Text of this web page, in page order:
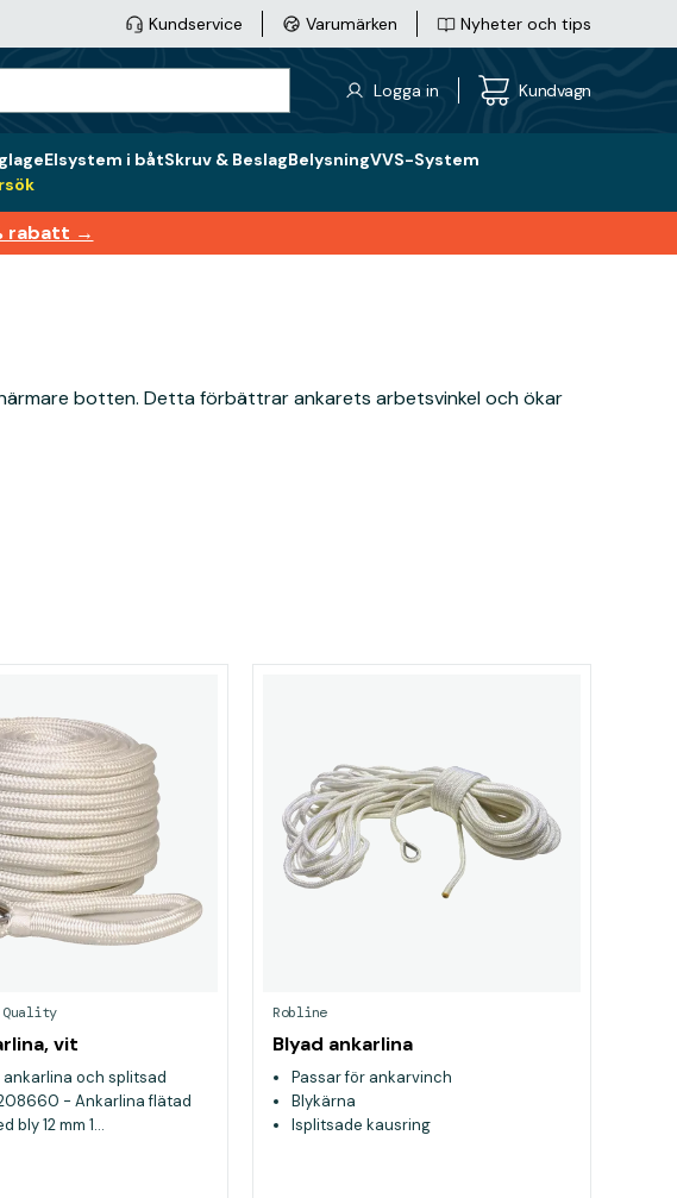
Kundservice Varumärken Nyheter och tips
Logga in Kundvagn
Elsystem i båtSkruv & BeslagBelysningVVS-System
rabatt →
botten. Detta förbättrar ankarets arbetsvinkel och ökar
Quality
vit
och splitsad
- Ankarlina flätad
bly 12 mm 1...
Robline
Blyad ankarlina
Passar för ankarvinch
Blykärna
Isplitsade kausring